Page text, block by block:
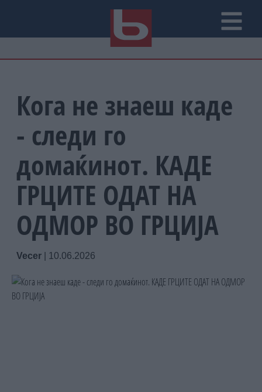
Кога не знаеш каде
- следи го
домаќинот. КАДЕ
ГРЦИТЕ ОДАТ НА
ОДМОР ВО ГРЦИЈА
Vecer 10.06.2026